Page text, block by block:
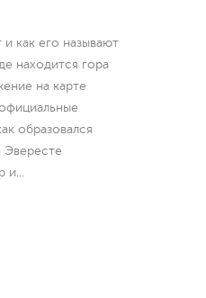
как его называют
находится гора
на карте
образовался
Эвересте
и...